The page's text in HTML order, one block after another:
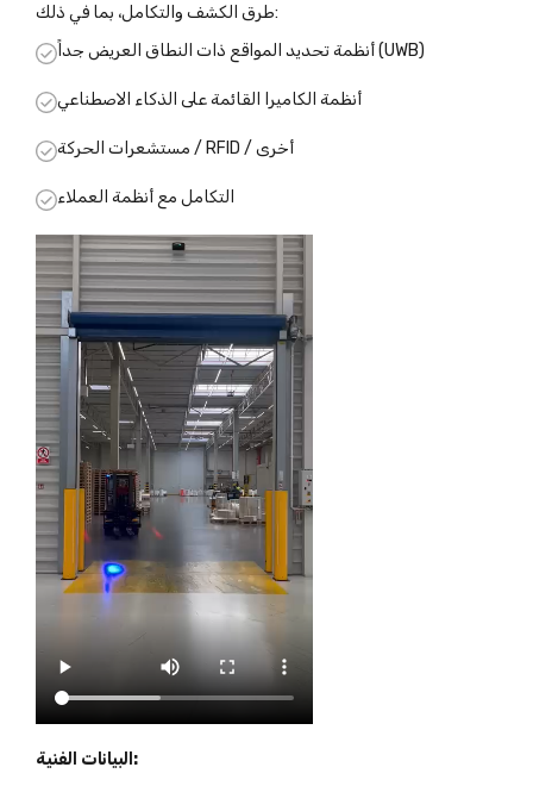
طرق الكشف والتكامل، بما في ذلك:
أنظمة تحديد المواقع ذات النطاق العريض جداً (UWB)
أنظمة الكاميرا القائمة على الذكاء الاصطناعي
مستشعرات الحركة / RFID / أخرى
التكامل مع أنظمة العملاء
البيانات الفنية: